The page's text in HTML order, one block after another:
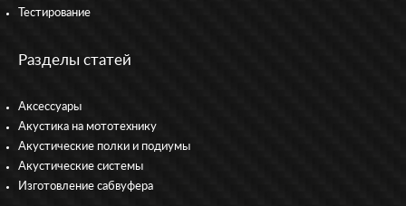
Тестирование
Разделы статей
Аксессуары
Акустика на мототехнику
Акустические полки и подиумы
Акустические системы
Изготовление сабвуфера